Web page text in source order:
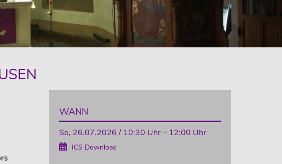
WANN
So, 26.07.2026 / 10:30 Uhr – 12:00 Uhr
ICS Download